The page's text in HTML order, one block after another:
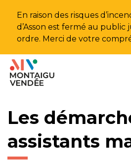
En raison des risques
d’Asson est fermé au public
ordre. Merci de votre
Aller
Aller
contenu
Aller
pied
Les
assistants